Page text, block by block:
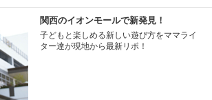
関西のイオンモールで新発見！
子どもと楽しめる新しい遊び方をママライ
ター達が現地から最新リポ！